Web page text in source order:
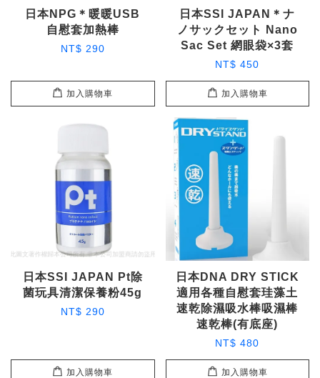
日本NPG＊暖暖USB
自慰套加熱棒
NT$ 290
加入購物車
日本SSI JAPAN＊ナ
ノサックセット Nano
Sac Set 網眼袋×3套
NT$ 450
加入購物車
日本SSI JAPAN Pt除
菌玩具清潔保養粉45g
NT$ 290
加入購物車
日本DNA DRY STICK
適用各種自慰套珪藻土
速乾除濕吸水棒吸濕棒
速乾棒(有底座)
NT$ 480
加入購物車